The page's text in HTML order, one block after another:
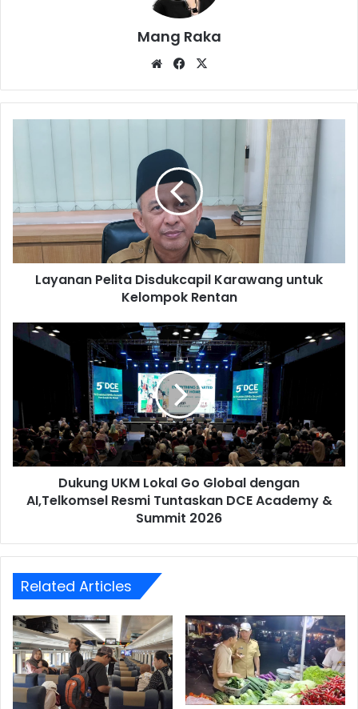
Mang Raka
WebsiteFacebook
Layanan
Kelompok
Rentan
Layanan Pelita Disdukcapil Karawang untuk
Kelompok Rentan
Dukung
UKM
dengan
AI,Telkomsel
Resmi
Tuntaskan
Academy
2026
Dukung UKM Lokal Go Global dengan
AI,Telkomsel Resmi Tuntaskan DCE Academy &
Summit 2026
Related Articles